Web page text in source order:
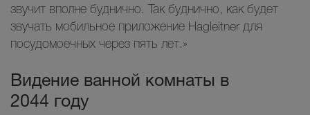
звучит вполне буднично. Так буднично, как будет
звучать мобильное приложение Hagleitner для
посудомоечных через пять лет.»
Видение ванной комнаты в
2044 году